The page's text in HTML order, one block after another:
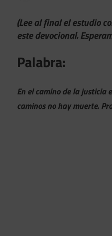
(Lee al final el estudio
este devocional.
Palabra:
En el camino de la justicia
caminos no hay muerte.